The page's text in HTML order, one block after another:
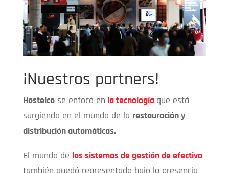
¡Nuestros partners!
Hostelcose enfocó en la tecnología que está
surgiendo en el mundo de la restauración y
distribución automáticas.
El mundo de los sistemas de gestión de efectivo